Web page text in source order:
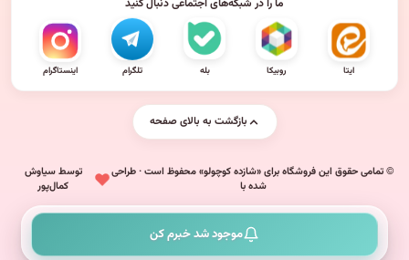
موجود شد خبرم کن
ما را در شبکه‌های اجتماعی دنبال کنید
ایتا روبیکا بله تلگرام اینستاگرام
بازگشت به بالای صفحه
© تمامی حقوق این فروشگاه برای «شازده کوچولو» محفوظ است · طراحی
شده با
توسط سیاوش
کمال‌پور